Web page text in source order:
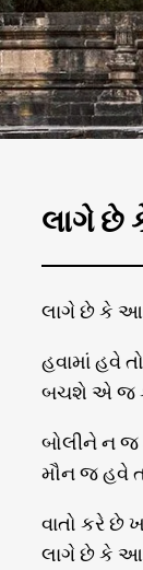
લાગે છે
લાગે છે કે આ
હવામાં હવે
બચશે એ જ
બોલીને ન જ
મૌન જ હવે
વાતો કરે છે
લાગે છે કે આ